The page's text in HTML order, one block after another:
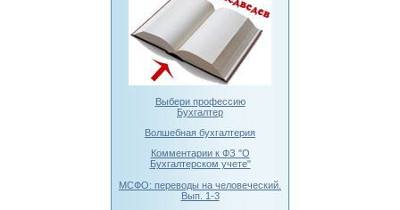
Выбери профессию
Бухгалтер
Волшебная бухгалтерия
Комментарии к ФЗ "О
Бухгалтерском учете"
МСФО: переводы на человеческий.
Вып. 1-3